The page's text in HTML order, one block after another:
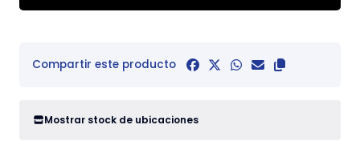
Compartir este producto
Mostrar stock de ubicaciones